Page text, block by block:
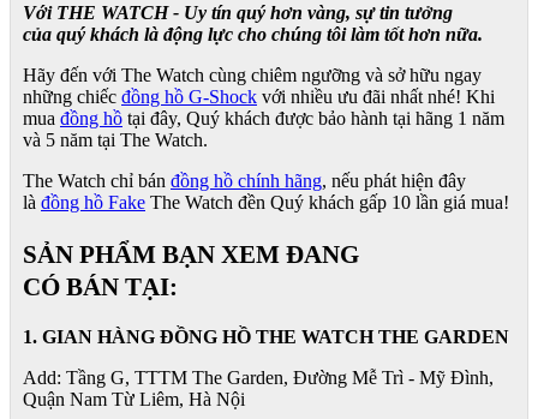
Với THE WATCH - Uy tín quý hơn vàng, sự tin tưởng
của quý khách là động lực cho chúng tôi làm tốt hơn nữa.
Hãy đến với The Watch cùng chiêm ngưỡng và sở hữu ngay
những chiếc đồng hồ G-Shock với nhiều ưu đãi nhất nhé! Khi
mua đồng hồ tại đây, Quý khách được bảo hành tại hãng 1 năm
và 5 năm tại The Watch.
The Watch chỉ bán đồng hồ chính hãng, nếu phát hiện đây
là đồng hồ Fake The Watch đền Quý khách gấp 10 lần giá mua!
SẢN PHẨM BẠN XEM ĐANG
CÓ BÁN TẠI:
1. GIAN HÀNG ĐỒNG HỒ THE WATCH THE GARDEN
Add: Tầng G, TTTM The Garden, Đường Mễ Trì - Mỹ Đình,
Quận Nam Từ Liêm, Hà Nội